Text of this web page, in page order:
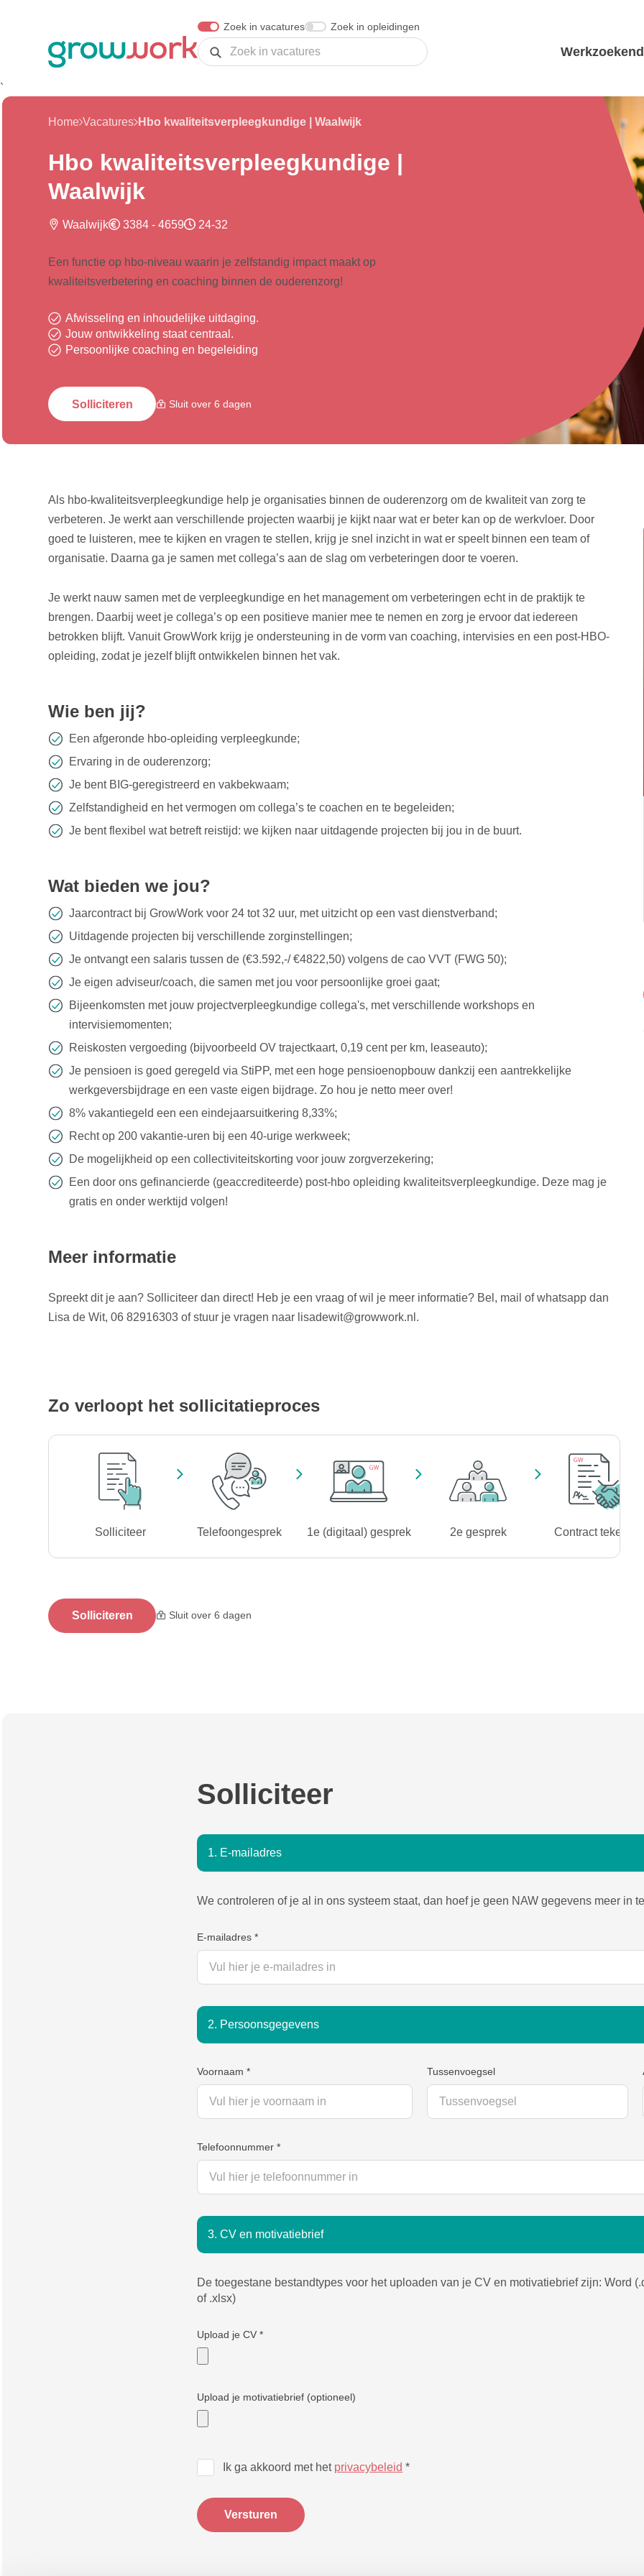
Zoeken
Zoek in vacatures Zoek in opleidingen
Werkzoekend
`
Home Vacatures Hbo kwaliteitsverpleegkundige | Waalwijk
Hbo kwaliteitsverpleegkundige |
Waalwijk
Waalwijk 3384 - 4659 24-32
Een functie op hbo-niveau waarin je zelfstandig impact maakt op
kwaliteitsverbetering en coaching binnen de ouderenzorg!
Afwisseling en inhoudelijke uitdaging.
Jouw ontwikkeling staat centraal.
Persoonlijke coaching en begeleiding
Solliciteren Sluit over 6 dagen
Als hbo-kwaliteitsverpleegkundige help je organisaties binnen de ouderenzorg om de kwaliteit van zorg te
verbeteren. Je werkt aan verschillende projecten waarbij je kijkt naar wat er beter kan op de werkvloer. Door
goed te luisteren, mee te kijken en vragen te stellen, krijg je snel inzicht in wat er speelt binnen een team of
organisatie. Daarna ga je samen met collega’s aan de slag om verbeteringen door te voeren.
Je werkt nauw samen met de verpleegkundige en het management om verbeteringen echt in de praktijk te
brengen. Daarbij weet je collega’s op een positieve manier mee te nemen en zorg je ervoor dat iedereen
betrokken blijft. Vanuit GrowWork krijg je ondersteuning in de vorm van coaching, intervisies en een post-HBO-
opleiding, zodat je jezelf blijft ontwikkelen binnen het vak.
Wie ben jij?
Een afgeronde hbo-opleiding verpleegkunde;
Ervaring in de ouderenzorg;
Je bent BIG-geregistreerd en vakbekwaam;
Zelfstandigheid en het vermogen om collega’s te coachen en te begeleiden;
Je bent flexibel wat betreft reistijd: we kijken naar uitdagende projecten bij jou in de buurt.
Wat bieden we jou?
Jaarcontract bij GrowWork voor 24 tot 32 uur, met uitzicht op een vast dienstverband;
Uitdagende projecten bij verschillende zorginstellingen;
Je ontvangt een salaris tussen de (€3.592,-/ €4822,50) volgens de cao VVT (FWG 50);
Je eigen adviseur/coach, die samen met jou voor persoonlijke groei gaat;
Bijeenkomsten met jouw projectverpleegkundige collega's, met verschillende workshops en
intervisiemomenten;
Reiskosten vergoeding (bijvoorbeeld OV trajectkaart, 0,19 cent per km, leaseauto);
Je pensioen is goed geregeld via StiPP, met een hoge pensioenopbouw dankzij een aantrekkelijke
werkgeversbijdrage en een vaste eigen bijdrage. Zo hou je netto meer over!
8% vakantiegeld een een eindejaarsuitkering 8,33%;
Recht op 200 vakantie-uren bij een 40-urige werkweek;
De mogelijkheid op een collectiviteitskorting voor jouw zorgverzekering;
Een door ons gefinancierde (geaccrediteerde) post-hbo opleiding kwaliteitsverpleegkundige. Deze mag je
gratis en onder werktijd volgen!
Meer informatie
Spreekt dit je aan? Solliciteer dan direct! Heb je een vraag of wil je meer informatie? Bel, mail of whatsapp dan
Lisa de Wit, 06 82916303 of stuur je vragen naar lisadewit@growwork.nl.
Zo verloopt het sollicitatieproces
Solliciteer Telefoongesprek 1e (digitaal) gesprek 2e gesprek Contract tekenen
Solliciteren Sluit over 6 dagen
Solliciteer
1. E-mailadres
We controleren of je al in ons systeem staat, dan hoef je geen NAW gegevens meer in
E-mailadres*
2. Persoonsgegevens
Voornaam* Tussenvoegsel
Telefoonnummer*
3. CV en motivatiebrief
De toegestane bestandtypes voor het uploaden van je CV en motivatiebrief zijn: Word
of .xlsx)
Upload je CV*
Upload je motivatiebrief (optioneel)
Ik ga akkoord met het privacybeleid *
Versturen